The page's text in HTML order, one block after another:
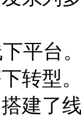
平台
转型
建了